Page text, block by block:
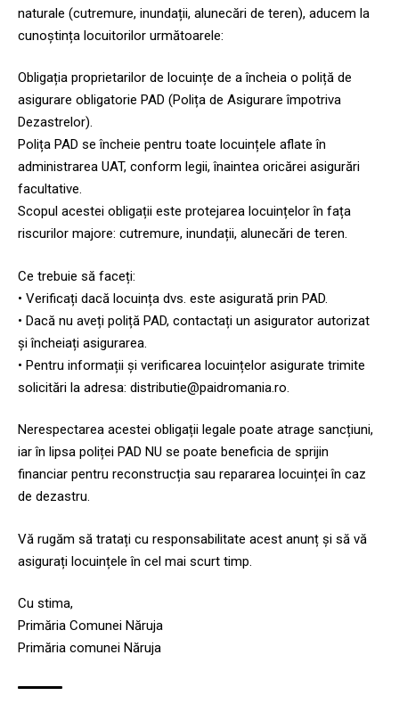
naturale (cutremure, inundații, alunecări de teren), aducem la
cunoștința locuitorilor următoarele:
Obligația proprietarilor de locuințe de a încheia o poliță de
asigurare obligatorie PAD (Polița de Asigurare împotriva
Dezastrelor).
Polița PAD se încheie pentru toate locuințele aflate în
administrarea UAT, conform legii, înaintea oricărei asigurări
facultative.
Scopul acestei obligații este protejarea locuințelor în fața
riscurilor majore: cutremure, inundații, alunecări de teren.
Ce trebuie să faceți:
• Verificați dacă locuința dvs. este asigurată prin PAD.
• Dacă nu aveți poliță PAD, contactați un asigurator autorizat
și încheiați asigurarea.
• Pentru informații și verificarea locuințelor asigurate trimite
solicitări la adresa: distributie@paidromania.ro.
Nerespectarea acestei obligații legale poate atrage sancțiuni,
iar în lipsa poliței PAD NU se poate beneficia de sprijin
financiar pentru reconstrucția sau repararea locuinței în caz
de dezastru.
Vă rugăm să tratați cu responsabilitate acest anunț și să vă
asigurați locuințele în cel mai scurt timp.
Cu stima,
Primăria Comunei Năruja
Primăria comunei Năruja